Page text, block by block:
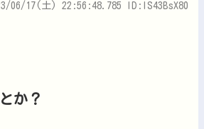
06/17(土) 22:56:48.785 ID:IS43BsX80
か？